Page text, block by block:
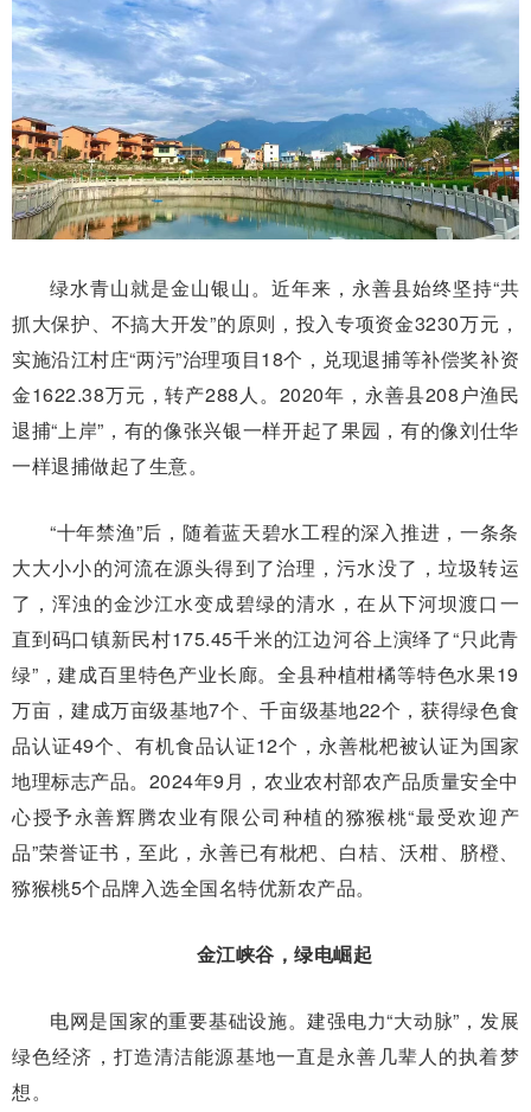
绿水青山就是金山银山。近年来，永善县始终坚持“共
抓大保护、不搞大开发”的原则，投入专项资金3230万元，
实施沿江村庄“两污”治理项目18个，兑现退捕等补偿奖补资
金1622.38万元，转产288人。2020年，永善县208户渔民
退捕“上岸”，有的像张兴银一样开起了果园，有的像刘仕华
一样退捕做起了生意。
“十年禁渔”后，随着蓝天碧水工程的深入推进，一条条
大大小小的河流在源头得到了治理，污水没了，垃圾转运
了，浑浊的金沙江水变成碧绿的清水，在从下河坝渡口一
直到码口镇新民村175.45千米的江边河谷上演绎了“只此青
绿”，建成百里特色产业长廊。全县种植柑橘等特色水果19
万亩，建成万亩级基地7个、千亩级基地22个，获得绿色食
品认证49个、有机食品认证12个，永善枇杷被认证为国家
地理标志产品。2024年9月，农业农村部农产品质量安全中
心授予永善辉腾农业有限公司种植的猕猴桃“最受欢迎产
品”荣誉证书，至此，永善已有枇杷、白桔、沃柑、脐橙、
猕猴桃5个品牌入选全国名特优新农产品。
金江峡谷，绿电崛起
电网是国家的重要基础设施。建强电力“大动脉”，发展
绿色经济，打造清洁能源基地一直是永善几辈人的执着梦
想。